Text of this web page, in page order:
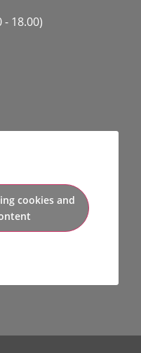
- 18.00)
cookies and